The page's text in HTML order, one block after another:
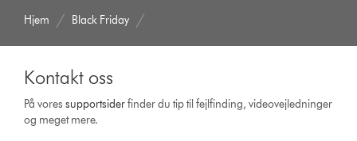
Hjem Black Friday
Kontakt oss
På voressupport­siderfinder du tip til fejlfinding, video­vejledninger
og meget mere.